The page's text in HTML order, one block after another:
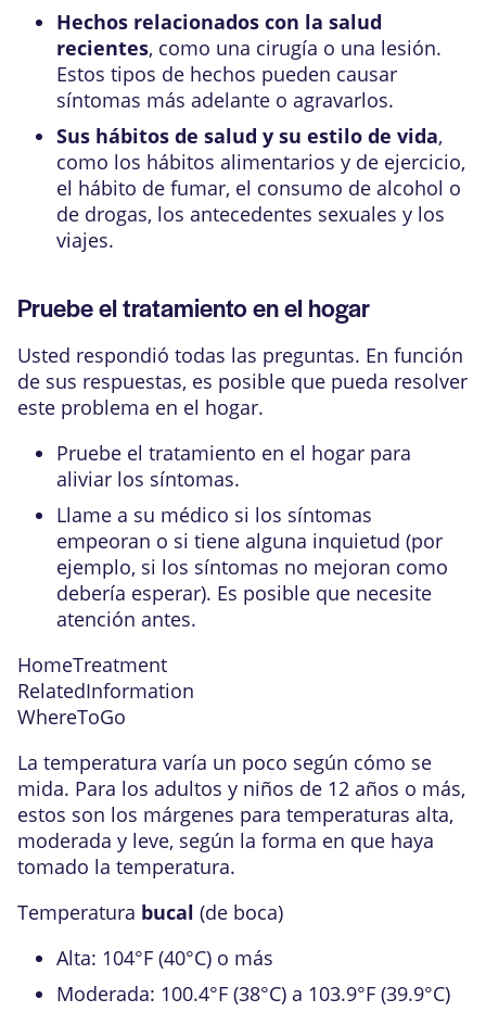
Hechos relacionados con la salud
recientes, como una cirugía o una lesión.
Estos tipos de hechos pueden causar
síntomas más adelante o agravarlos.
Sus hábitos de salud y su estilo de vida,
como los hábitos alimentarios y de ejercicio,
el hábito de fumar, el consumo de alcohol o
de drogas, los antecedentes sexuales y los
viajes.
Pruebe el tratamiento en el hogar
Usted respondió todas las preguntas. En función
de sus respuestas, es posible que pueda resolver
este problema en el hogar.
Pruebe el tratamiento en el hogar para
aliviar los síntomas.
Llame a su médico si los síntomas
empeoran o si tiene alguna inquietud (por
ejemplo, si los síntomas no mejoran como
debería esperar). Es posible que necesite
atención antes.
HomeTreatment
RelatedInformation
WhereToGo
La temperatura varía un poco según cómo se
mida. Para los adultos y niños de 12 años o más,
estos son los márgenes para temperaturas alta,
moderada y leve, según la forma en que haya
tomado la temperatura.
Temperatura bucal (de boca)
Alta: 104°F (40°C) o más
Moderada: 100.4°F (38°C) a 103.9°F (39.9°C)